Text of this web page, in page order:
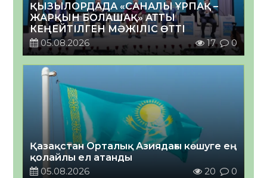
ҚЫЗЫЛОРДАДА «САНАЛЫ ҰРПАҚ –
ЖАРҚЫН БОЛАШАҚ» АТТЫ
КЕҢЕЙТІЛГЕН МӘЖІЛІС ӨТТІ
05.08.2026
17 0
Қазақстан Орталық Азиядағы көшуге ең
қолайлы ел атанды
05.08.2026
20 0